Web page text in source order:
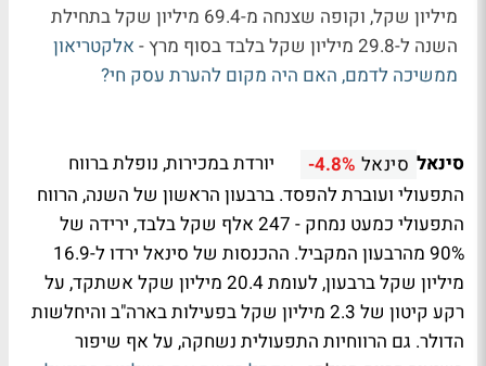
מיליון שקל, וקופה שצנחה מ-69.4 מיליון שקל בתחילת
השנה ל-29.8 מיליון שקל בלבד בסוף מרץ -
אלקטריאון
ממשיכה לדמם, האם היה מקום להערת עסק חי?
סינאל סינאל -4.8%
יורדת במכירות, נופלת ברווח
התפעולי ועוברת להפסד. ברבעון הראשון של השנה, הרווח
התפעולי כמעט נמחק - 247 אלף שקל בלבד, ירידה של
90% מהרבעון המקביל. ההכנסות של סינאל ירדו ל-16.9
מיליון שקל ברבעון, לעומת 20.4 מיליון שקל אשתקד, על
רקע קיטון של 2.3 מיליון שקל בפעילות בארה"ב והיחלשות
הדולר. גם הרווחיות התפעולית נשחקה, על אף שיפור